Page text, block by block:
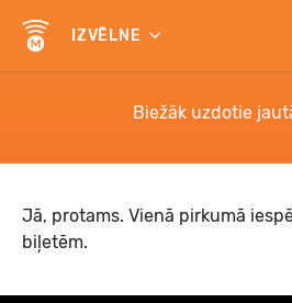
IZVĒLNE
Biežāk uzdotie
Jā, protams. Vienā pirkumā
biļetēm.